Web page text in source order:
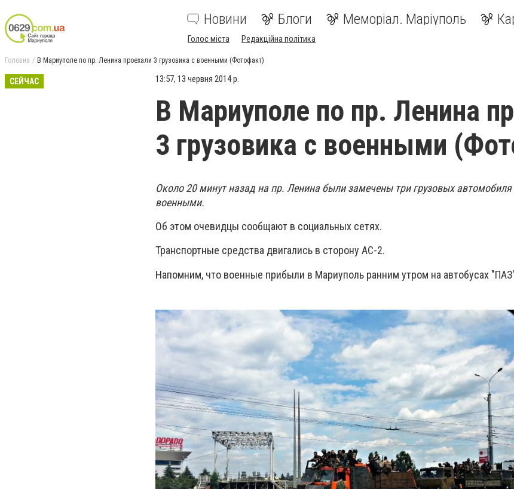
Новини Блоги Меморіал. Маріуполь
Голос міста Редакційна політика
Головна В Мариуполе по пр. Ленина проехали 3 грузовика с военными (Фотофакт)
СЕЙЧАС 13:57, 13 червня 2014 р.
В Мариуполе по пр. Ленина
3 грузовика с военными
Около 20 минут назад на пр. Ленина были замечены три грузовых
военными.
Об этом очевидцы сообщают в социальных сетях.
Транспортные средства двигались в сторону АС-2.
Напомним, что военные прибыли в Мариуполь ранним утром на автобусах